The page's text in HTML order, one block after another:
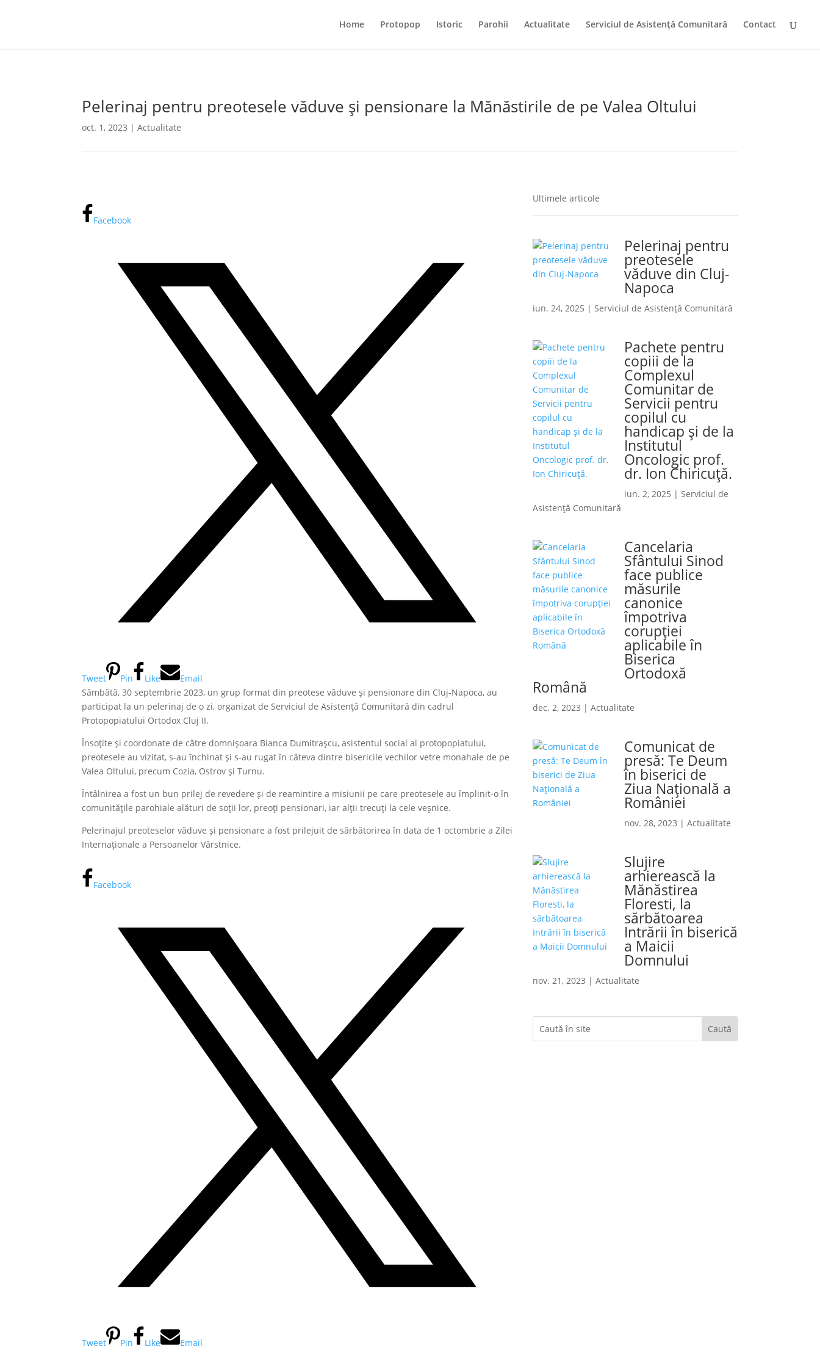
Home Protopop Istoric Parohii Actualitate Serviciul de Asistență Comunitară Contact
Pelerinaj pentru preotesele văduve și pensionare la Mănăstirile de pe Valea Oltului
oct. 1, 2023 |Actualitate
Facebook
Tweet Pin Like
Email
Sâmbătă, 30 septembrie 2023, un grup format din preotese văduve și pensionare din Cluj-Napoca, au
participat la un pelerinaj de o zi, organizat de Serviciul de Asistență Comunitară din cadrul
Protopopiatului Ortodox Cluj II.
Însoțite și coordonate de către domnișoara Bianca Dumitrașcu, asistentul social al protopopiatului,
preotesele au vizitat, s-au închinat și s-au rugat în câteva dintre bisericile vechilor vetre monahale de pe
Valea Oltului, precum Cozia, Ostrov și Turnu.
Întâlnirea a fost un bun prilej de revedere și de reamintire a misiunii pe care preotesele au împlinit-o în
comunitățile parohiale alături de soții lor, preoți pensionari, iar alții trecuți la cele veșnice.
Pelerinajul preoteselor văduve și pensionare a fost prilejuit de sărbătorirea în data de 1 octombrie a Zilei
Internaționale a Persoanelor Vârstnice.
Facebook
Tweet Pin Like Email
Ultimele articole
Pelerinaj pentru
preotesele
văduve din Cluj-
Napoca
iun. 24, 2025 | Serviciul de Asistență Comunitară
Pachete pentru
copiii de la
Complexul
Comunitar de
Servicii pentru
copilul cu
handicap și de la
Institutul
Oncologic prof.
dr. Ion Chiricuță.
iun. 2, 2025 | Serviciul de
Asistență Comunitară
Cancelaria
Sfântului Sinod
face publice
măsurile
canonice
împotriva
corupției
aplicabile în
Biserica
Ortodoxă
Română
dec. 2, 2023 | Actualitate
Comunicat de
presă: Te Deum
în biserici de
Ziua Naţională a
României
nov. 28, 2023 | Actualitate
Slujire
arhierească la
Mănăstirea
Floresti, la
sărbătoarea
Intrării în biserică
a Maicii
Domnului
nov. 21, 2023 | Actualitate